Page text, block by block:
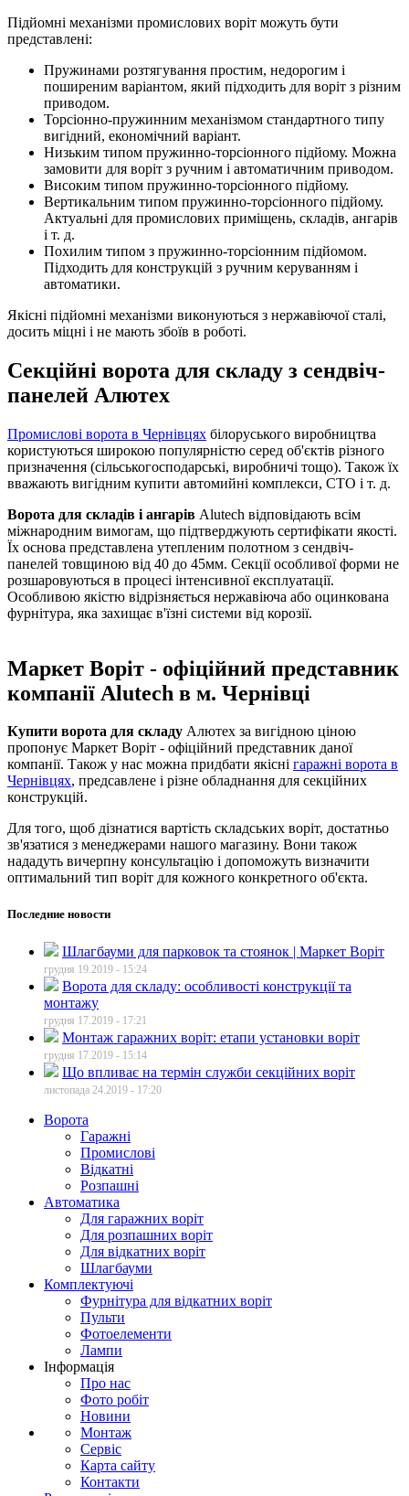
Підйомні механізми промислових воріт можуть бути
представлені:
Пружинами розтягування простим, недорогим і
поширеним варіантом, який підходить для воріт з різним
приводом.
Торсіонно-пружинним механізмом стандартного типу
вигідний, економічний варіант.
Низьким типом пружинно-торсіонного підйому. Можна
замовити для воріт з ручним і автоматичним приводом.
Високим типом пружинно-торсіонного підйому.
Вертикальним типом пружинно-торсіонного підйому.
Актуальні для промислових приміщень, складів, ангарів
і т. д.
Похилим типом з пружинно-торсіонним підйомом.
Підходить для конструкцій з ручним керуванням і
автоматики.
Якісні підйомні механізми виконуються з нержавіючої сталі,
досить міцні і не мають збоїв в роботі.
Секційні ворота для складу з сендвіч-
панелей Алютех
Промислові ворота в Чернівцях білоруського виробництва
користуються широкою популярністю серед об'єктів різного
призначення (сільськогосподарські, виробничі тощо). Також їх
вважають вигідним купити автомийні комплекси, СТО і т. д.
Ворота для складів і ангарів Alutech відповідають всім
міжнародним вимогам, що підтверджують сертифікати якості.
Їх основа представлена утепленим полотном з сендвіч-
панелей товщиною від 40 до 45мм. Секції особливої форми не
розшаровуються в процесі інтенсивної експлуатації.
Особливою якістю відрізняється нержавіюча або оцинкована
фурнітура, яка захищає в'їзні системи від корозії.
Маркет Воріт - офіційний представник
компанії Alutech в м. Чернівці
Купити ворота для складу Алютех за вигідною ціною
пропонує Маркет Воріт - офіційний представник даної
компанії. Також у нас можна придбати якісні гаражні ворота в
Чернівцях, предсавлене і різне обладнання для секційних
конструкцій.
Для того, щоб дізнатися вартість складських воріт, достатньо
зв'язатися з менеджерами нашого магазину. Вони також
нададуть вичерпну консультацію і допоможуть визначити
оптимальний тип воріт для кожного конкретного об'єкта.
Последние новости
Шлагбауми для парковок та стоянок | Маркет Воріт
грудня 19.2019 - 15:24
Ворота для складу: особливості конструкції та
монтажу
грудня 17.2019 - 17:21
Монтаж гаражних воріт: етапи установки воріт
грудня 17.2019 - 15:14
Що впливає на термін служби секційних воріт
листопада 24.2019 - 17:20
Ворота
Гаражні
Промислові
Відкатні
Розпашні
Автоматика
Для гаражних воріт
Для розпашних воріт
Для відкатних воріт
Шлагбауми
Комплектуючі
Фурнітура для відкатних воріт
Пульти
Фотоелементи
Лампи
Інформація
Про нас
Фото робіт
Новини
Монтаж
Сервіс
Карта сайту
Контакти